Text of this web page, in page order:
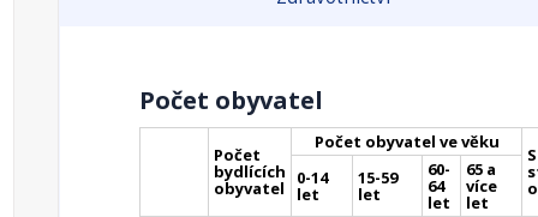
Počet obyvatel
Počet
bydlících
obyvatel
Počet obyvatel ve věku
0-14
let
15-59
let
60-
64
let
65 a
více
let